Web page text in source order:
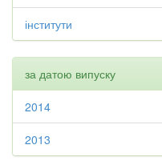
інститути
за датою випуску
2014
2013